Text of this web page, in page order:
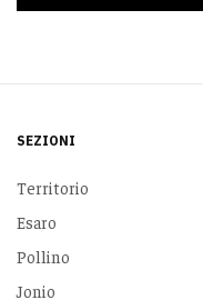
SEZIONI
Territorio
Esaro
Pollino
Jonio